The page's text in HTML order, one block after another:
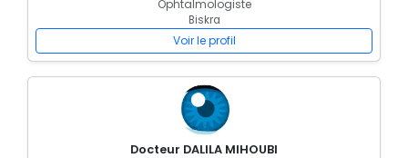
Ophtalmologiste
Biskra
Voir le profil
Docteur DALILA MIHOUBI